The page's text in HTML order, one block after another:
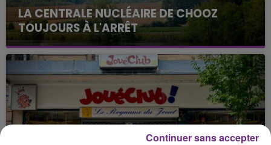
LA CENTRALE NUCLÉAIRE DE CHOOZ
TOUJOURS À L'ARRÊT
Cela fait déjà une semaine que la centrale
nucléaire ardennaise est à l'arrêt. Une situation
justifiée par la sécheresse intense qui est toujours
présente.
Continuer sans accepter